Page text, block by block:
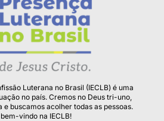
Luterana no Brasil (IECLB) é uma
no país. Cremos no Deus tri-uno,
buscamos acolher todas as pessoas.
vindo na IECLB!